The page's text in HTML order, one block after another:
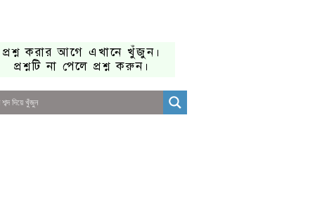
প্রশ্ন করার আগে এখানে খুঁজুন।
প্রশ্নটি না পেলে প্রশ্ন করুন।